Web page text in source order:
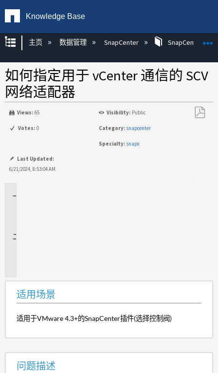
Knowledge Base
扩展/隐缩全局层次
主页 数据管理 SnapCenter SnapCenter知
如何指定用于 vCenter 通信的 SCV
网络适配器
Views: 65 Visibility: Public
Votes: 0 Category: snapcenter
Specialty: snapx
Last Updated:
6/21/2024, 8:53:04 AM
适用场景
适用于VMware 4.3+的SnapCenter插件(选择控制阀)
问题描述